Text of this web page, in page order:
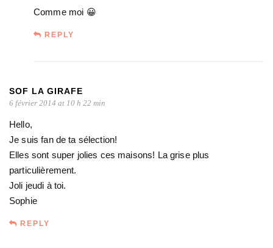
Comme moi 😀
REPLY
SOF LA GIRAFE
6 février 2014 at 10 h 22 min
Hello,
Je suis fan de ta sélection!
Elles sont super jolies ces maisons! La grise plus
particulièrement.
Joli jeudi à toi.
Sophie
REPLY